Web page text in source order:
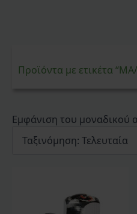
Προϊόντα με ετικέτα
Εμφάνιση του μοναδικού